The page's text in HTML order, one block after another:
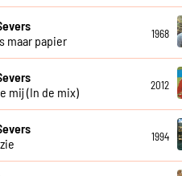
maar papier
1968
mij (In de mix)
2012
1994